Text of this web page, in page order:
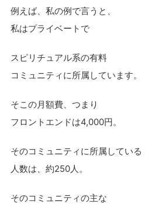
例えば、私の例で言うと、
私はプライベートで
スピリチュアル系の有料
コミュニティに所属しています。
そこの月額費、つまり
フロントエンドは4,000円。
そのコミュニティに所属している
人数は、約250人。
そのコミュニティの主な